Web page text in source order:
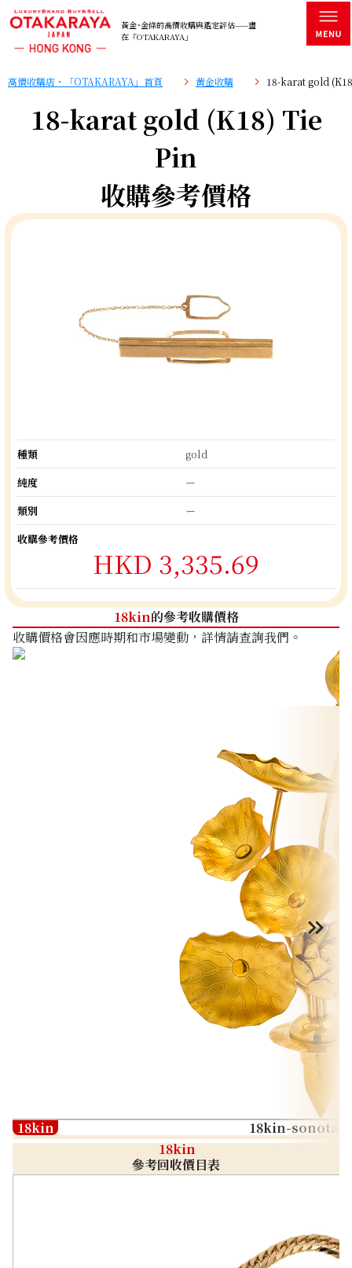
黃金･金條的高價收購與鑑定評估——盡
在「OTAKARAYA」
高價收購店・「OTAKARAYA」首頁 黄金收購 18-karat gold
18-karat gold (K18) Tie
Pin
收購參考價格
種類
gold
純度
ー
類別
ー
收購參考價格
HKD 3,335.69
18kin的參考收購價格
收購價格會因應時期和市場變動，詳情請查詢我們。
18kin
18kin-sonota
18kin
參考回收價目表